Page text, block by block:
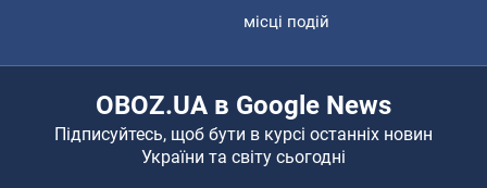
місці подій
OBOZ.UA в Google News
Підписуйтесь, щоб бути в курсі останніх новин
України та світу сьогодні